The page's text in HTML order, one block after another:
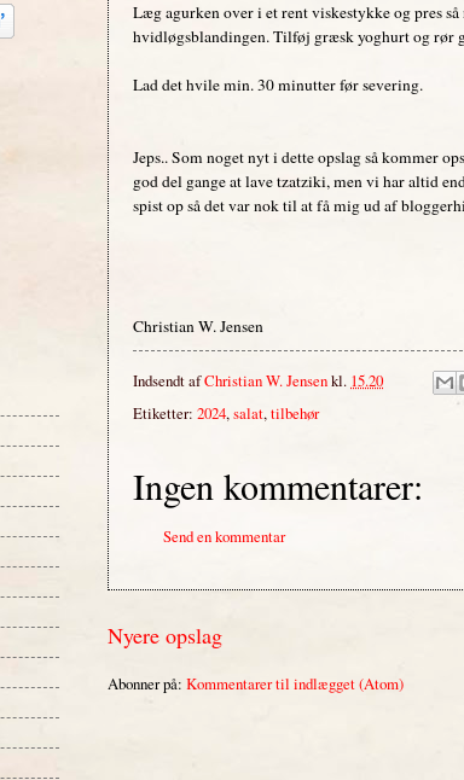
Læg agurken over i et rent viskestykke og pres
hvidløgsblandingen. Tilføj græsk yoghurt og rør
Lad det hvile min. 30 minutter før severing.
Jeps.. Som noget nyt i dette opslag så kommer
god del gange at lave tzatziki, men vi har altid
spist op så det var nok til at få mig ud af
Christian W. Jensen
Indsendt afChristian W. Jensenkl. 15.20
Etiketter: 2024,salat,tilbehør
Ingen kommentarer:
Send en kommentar
Nyere opslag
Abonner på: Kommentarer til indlægget (Atom)